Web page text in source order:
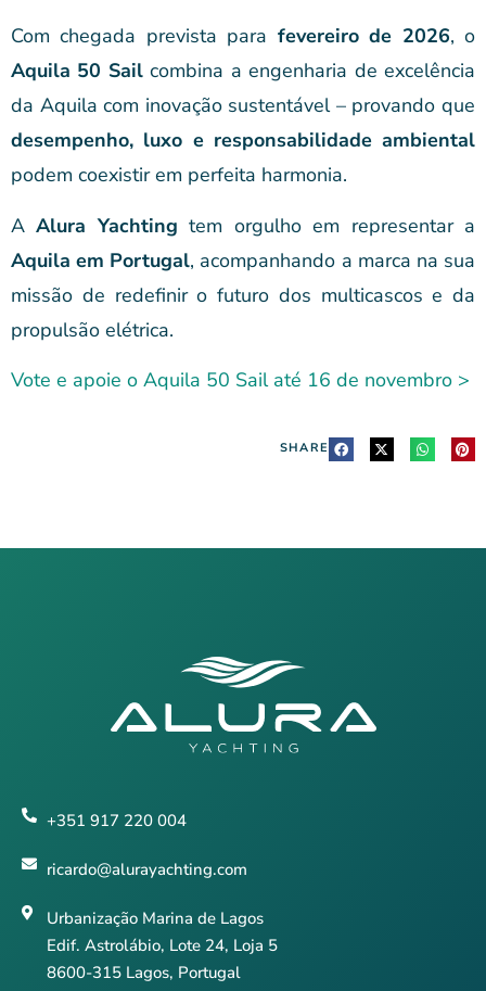
Com chegada prevista para fevereiro de 2026, o
Aquila 50 Sailcombina a engenharia de excelência
da Aquila com inovação sustentável – provando que
desempenho, luxo e responsabilidade ambiental
podem coexistir em perfeita harmonia.
AAlura Yachting tem orgulho em representar a
Aquila em Portugal, acompanhando a marca na sua
missão de redefinir o futuro dos multicascos e da
propulsão elétrica.
Vote e apoie o Aquila 50 Sail até 16 de novembro >
SHARE
+351 917 220 004
ricardo@alurayachting.com
Urbanização Marina de Lagos
Edif. Astrolábio, Lote 24, Loja 5
8600-315 Lagos, Portugal